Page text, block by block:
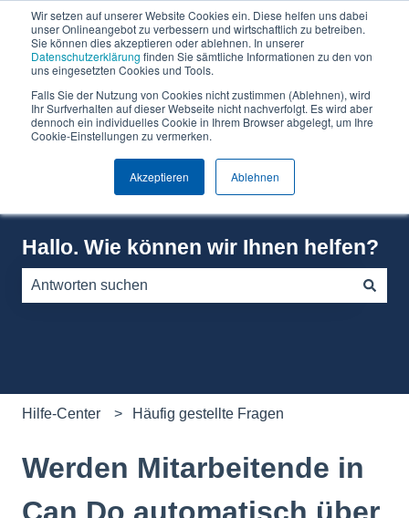
Wir setzen auf unserer Website Cookies ein. Diese helfen uns dabei
unser Onlineangebot zu verbessern und wirtschaftlich zu betreiben.
Sie können dies akzeptieren oder ablehnen. In unserer
Datenschutzerklärung finden Sie sämtliche Informationen zu den von
uns eingesetzten Cookies und Tools.
Falls Sie der Nutzung von Cookies nicht zustimmen (Ablehnen), wird
Ihr Surfverhalten auf dieser Webseite nicht nachverfolgt. Es wird aber
dennoch ein individuelles Cookie in Ihrem Browser abgelegt, um Ihre
Cookie-Einstellungen zu vermerken.
Akzeptieren Ablehnen
DeutschUntermenü für Übersetzungen anzeigen
Warum
Can
Do?
Software
Über
Can
Do
Hallo. Wie können wir Ihnen helfen?
Hilfe-Center Häufig gestellte Fragen
Werden Mitarbeitende in